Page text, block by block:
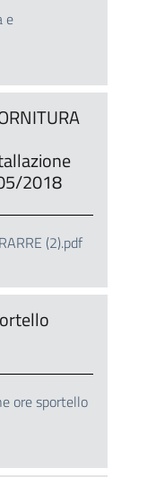
e
2018
(2).pdf
ore sportello